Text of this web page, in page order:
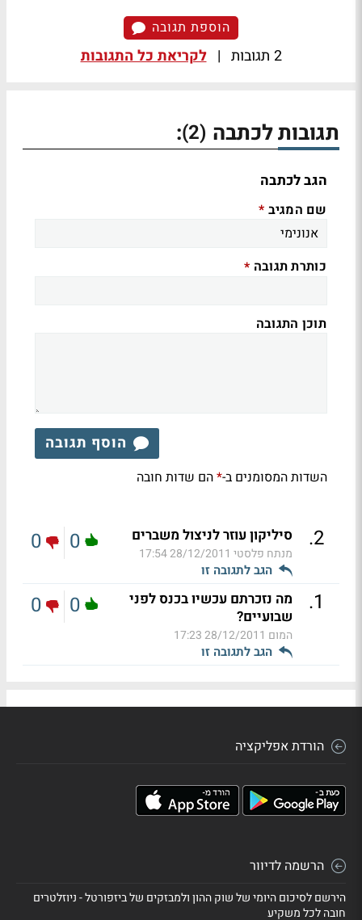
הוספת תגובה
2 תגובות | לקריאת כל התגובות
תגובות לכתבה (2)
:
הגב לכתבה
שם המגיב *
כותרת תגובה *
תוכן התגובה
הוסף תגובה
השדות המסומנים ב-*הם שדות חובה
2
. סיליקון עוזר לניצול משברים
מנתח פלסטי 28/12/2011 17:54
הגב לתגובה זו
0
0
1
.
מה נזכרתם עכשיו בכנס לפני
שבועיים?
המום 28/12/2011 17:23
הגב לתגובה זו
0
0
הורדת אפליקציה
הרשמה לדיוור
הירשם לסיכום היומי של שוק ההון ולמבזקים של ביזפורטל - ניוזלטרים
חובה לכל משקיע